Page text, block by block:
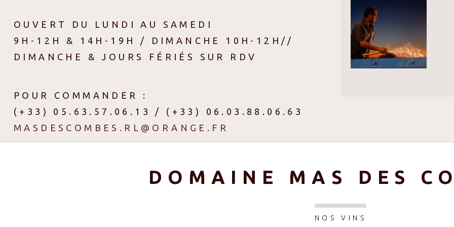
OUVERT DU LUNDI AU SAMEDI
9H-12H & 14H-19H / DIMANCHE 10H-12H//
DIMANCHE & JOURS FÉRIÉS SUR RDV
POUR COMMANDER :
(+33) 05.63.57.06.13 / (+33) 06.03.88.06.63
MASDESCOMBES.RL@ORANGE.FR
DOMAINE MAS DES
NOS VINS